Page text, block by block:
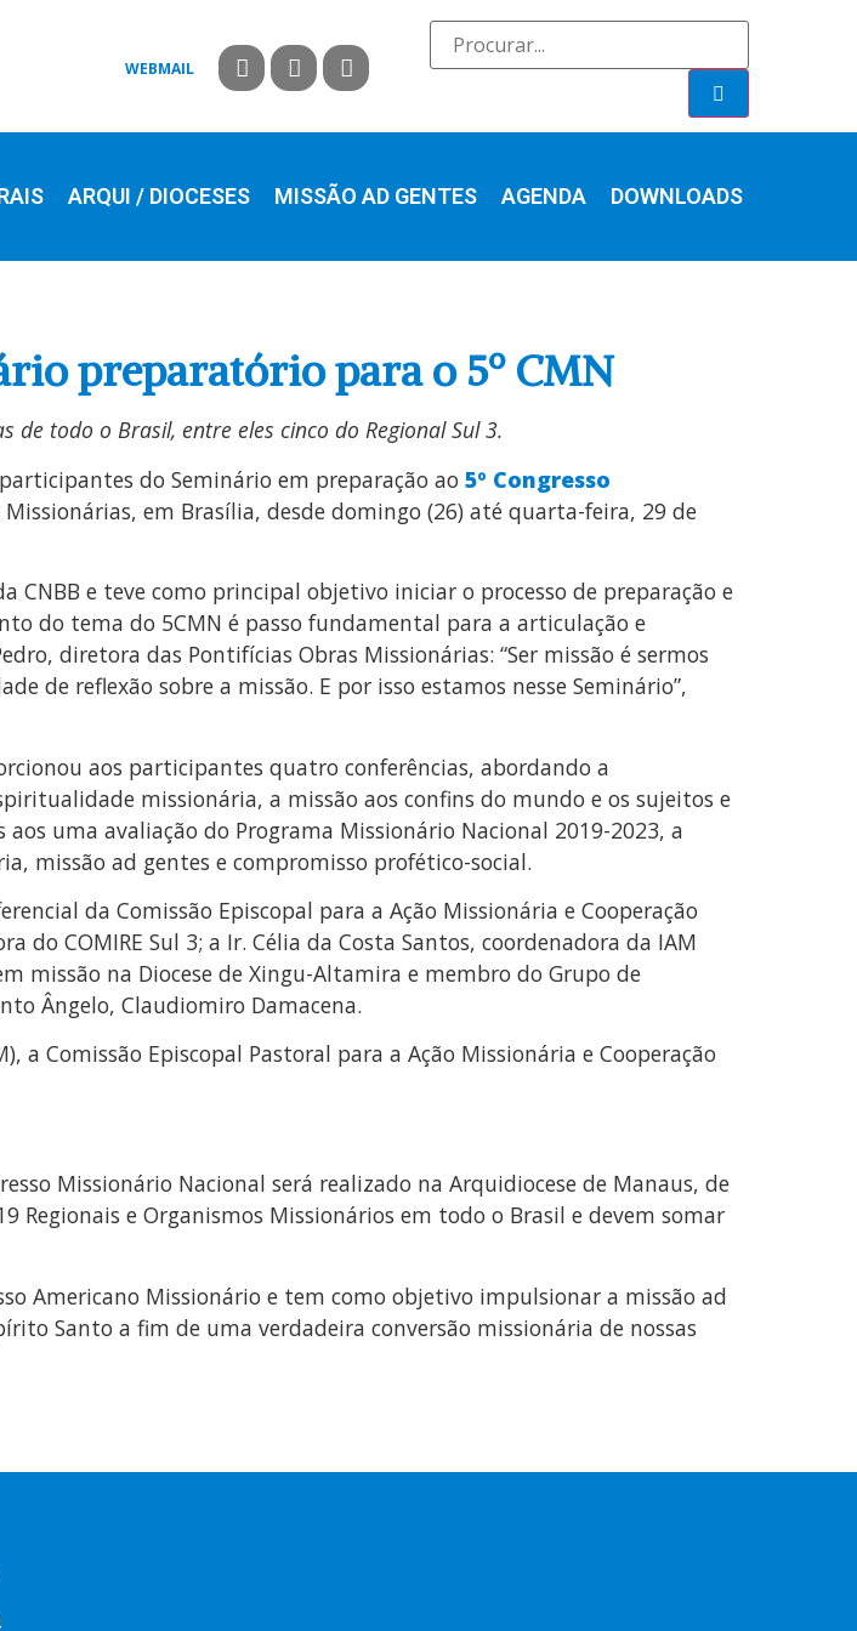
WEBMAIL
ARQUI / DIOCESES MISSÃO AD GENTES AGENDA DOWNLOADS
preparatório para o 5º CMN
todo o Brasil, entre eles cinco do Regional Sul 3.
do Seminário em preparação ao 5º Congresso
em Brasília, desde domingo (26) até quarta-feira, 29 de
CNBB e teve como principal objetivo iniciar o processo de preparação e
do tema do 5CMN é passo fundamental para a articulação e
diretora das Pontifícias Obras Missionárias: “Ser missão é sermos
de reflexão sobre a missão. E por isso estamos nesse Seminário”,
aos participantes quatro conferências, abordando a
missionária, a missão aos confins do mundo e os sujeitos e
uma avaliação do Programa Missionário Nacional 2019-2023, a
missão ad gentes e compromisso profético-social.
da Comissão Episcopal para a Ação Missionária e Cooperação
do COMIRE Sul 3; a Ir. Célia da Costa Santos, coordenadora da IAM
missão na Diocese de Xingu-Altamira e membro do Grupo de
Ângelo, Claudiomiro Damacena.
Comissão Episcopal Pastoral para a Ação Missionária e Cooperação
Missionário Nacional será realizado na Arquidiocese de Manaus, de
Regionais e Organismos Missionários em todo o Brasil e devem somar
Americano Missionário e tem como objetivo impulsionar a missão ad
Santo a fim de uma verdadeira conversão missionária de nossas